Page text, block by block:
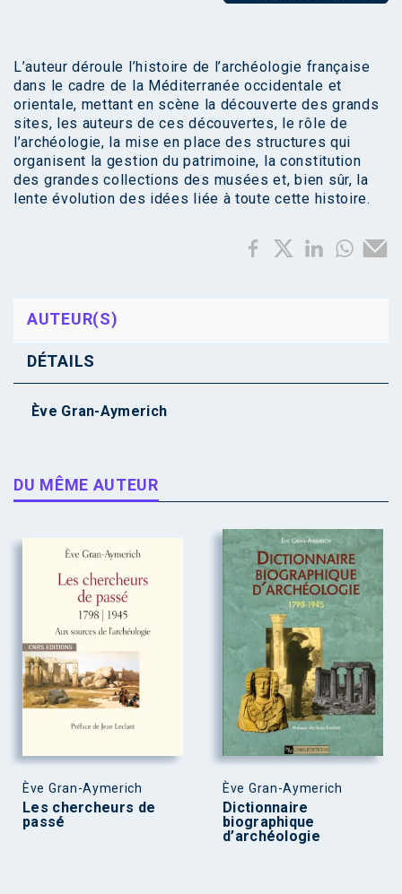
L’auteur déroule l’histoire de l’archéologie française
dans le cadre de la Méditerranée occidentale et
orientale, mettant en scène la découverte des grands
sites, les auteurs de ces découvertes, le rôle de
l’archéologie, la mise en place des structures qui
organisent la gestion du patrimoine, la constitution
des grandes collections des musées et, bien sûr, la
lente évolution des idées liée à toute cette histoire.
AUTEUR(S)
DÉTAILS
Ève Gran-Aymerich
DU MÊME AUTEUR
Ève Gran-Aymerich
Les chercheurs de
passé
Ève Gran-Aymerich
Dictionnaire
biographique
d’archéologie